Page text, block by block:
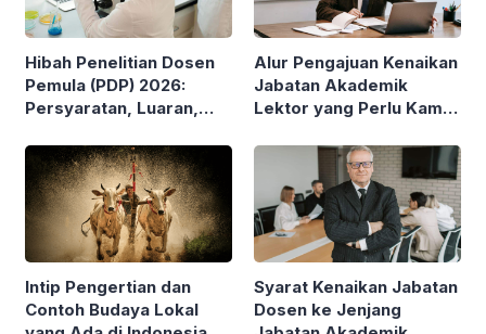
Hibah Penelitian Dosen
Pemula (PDP) 2026:
Persyaratan, Luaran,
hingga Jangka Waktu
Penelitian
Alur Pengajuan Kenaikan
Jabatan Akademik
Lektor yang Perlu Kamu
Intip Pengertian dan
Contoh Budaya Lokal
Syarat Kenaikan Jabatan
Dosen ke Jenjang